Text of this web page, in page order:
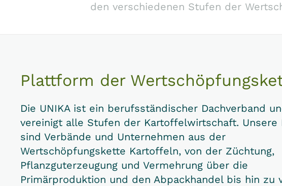
den verschiedenen Stufen der
Plattform der
Die UNIKA ist ein berufsständischer Dachverband
vereinigt alle Stufen der Kartoffelwirtschaft. Unsere
sind Verbände und Unternehmen aus der
Wertschöpfungskette Kartoffeln, von der Züchtung,
Pflanzguterzeugung und Vermehrung über die
Primärproduktion und den Abpackhandel bis hin zu